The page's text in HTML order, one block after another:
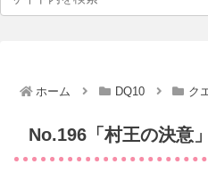
ホーム DQ10 ク
No.196「村王の決意」